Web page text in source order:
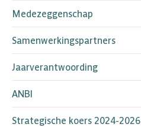
Medezeggenschap
Samenwerkingspartners
Jaarverantwoording
ANBI
Strategische koers 2024-2026